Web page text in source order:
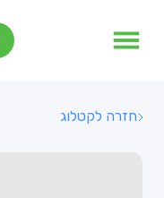
חזרה לקטלוג